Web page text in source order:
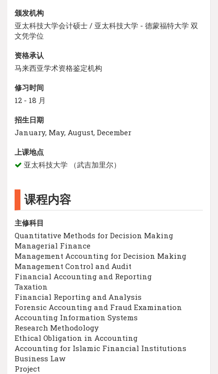
颁发机构
亚太科技大学会计硕士 / 亚太科技大学 - 德蒙福特大学 双
文凭学位
资格承认
马来西亚学术资格鉴定机构
修习时间
12 - 18 月
招生日期
January, May, August, December
上课地点
亚太科技大学 （武吉加里尔）
课程内容
主修科目
Quantitative Methods for Decision Making
Managerial Finance
Management Accounting for Decision Making
Management Control and Audit
Financial Accounting and Reporting
Taxation
Financial Reporting and Analysis
Forensic Accounting and Fraud Examination
Accounting Information Systems
Research Methodology
Ethical Obligation in Accounting
Accounting for Islamic Financial Institutions
Business Law
Project